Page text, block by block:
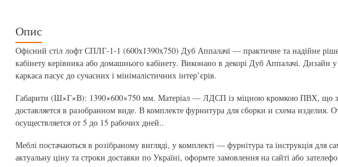
Опис
Офісний стіл лофт СПЛГ-1-1 (600x1390x750) Дуб Аппалачі — практичне та надійне
кабінету керівника або домашнього кабінету. Виконано в декорі Дуб Аппалачі.
каркаса пасує до сучасних і мінімалістичних інтер’єрів.
Габарити (Ш×Г×В): 1390×600×750 мм. Матеріал — ЛДСП із міцною кромкою ПВХ, що
доставляется в разобранном виде. В комплекте фурнитура для сборки и схема изделия.
осуществляется от 5 до 15 рабочих дней..
Меблі постачаються в розібраному вигляді, у комплекті — фурнітура та інструкція для
актуальну ціну та строки доставки по Україні, оформте замовлення на сайті або